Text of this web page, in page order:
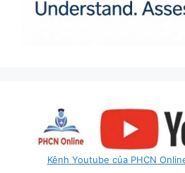
Kênh Youtube của PHCN